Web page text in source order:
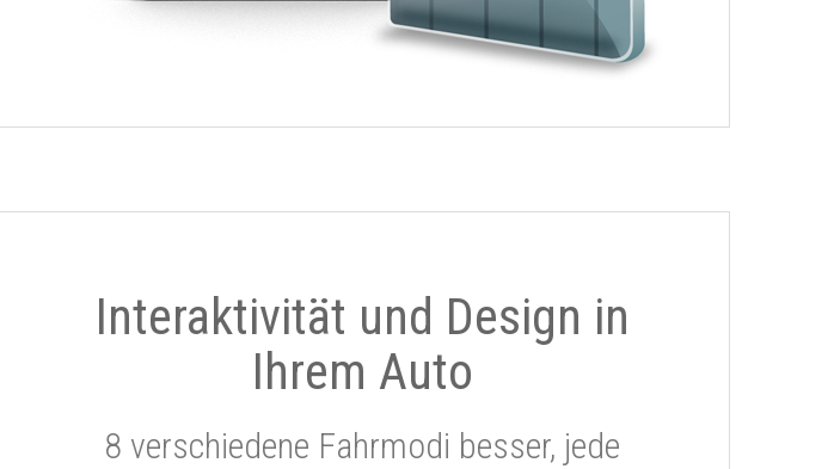
Interaktivität und Design in
Ihrem Auto
8 verschiedene Fahrmodi besser, jede